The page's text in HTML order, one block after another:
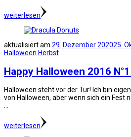
weiterlesen
aktualisiert am 29. Dezember 202025.
Halloween Herbst
Happy Halloween 2016
Halloween steht vor der Tür! Ich bin
von Halloween, aber wenn sich ein Fest
weiterlesen